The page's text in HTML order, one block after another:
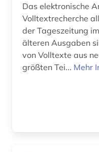
soziologie (1)
spanien (21)
spanisch (11)
sprachpraxis (11)
Das elektronische
Volltextrecherche
der Tageszeitung
älteren Ausgaben
von Volltexte aus
größten Tei... Mehr